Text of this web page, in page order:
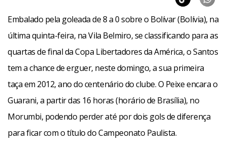
Embalado pela goleada de 8 a 0 sobre o Bolívar (Bolívia), na
última quinta-feira, na Vila Belmiro, se classificando para as
quartas de final da Copa Libertadores da América, o Santos
tem a chance de erguer, neste domingo, a sua primeira
taça em 2012, ano do centenário do clube. O Peixe encara o
Guarani, a partir das 16 horas (horário de Brasília), no
Morumbi, podendo perder até por dois gols de diferença
para ficar com o título do Campeonato Paulista.